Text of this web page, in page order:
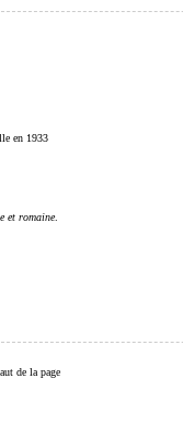
en 1933
et romaine.
de la page